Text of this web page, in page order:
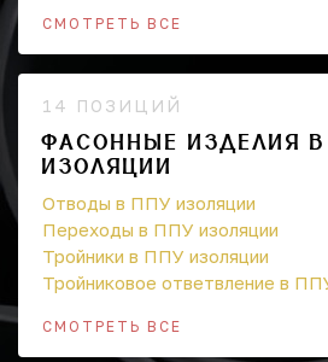
СМОТРЕТЬ ВСЕ
14 ПОЗИЦИЙ
ФАСОННЫЕ ИЗДЕЛИЯ
ИЗОЛЯЦИИ
Отводы в ППУ изоляции
Переходы в ППУ изоляции
Тройники в ППУ изоляции
Тройниковое ответвление в
СМОТРЕТЬ ВСЕ